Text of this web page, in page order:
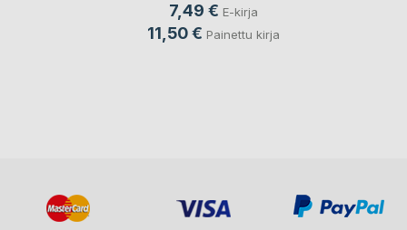
7,49 € E-kirja
11,50 € Painettu kirja